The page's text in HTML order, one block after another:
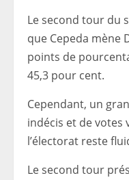
Le second tour du
que Cepeda mène
points de
45,3 pour cent.
Cependant, un
indécis et de votes
l’électorat reste
Le second tour